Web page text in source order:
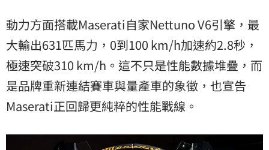
動力方面搭載Maserati自家Nettuno V6引擎，最
大輸出631匹馬力，0到100 km/h加速約2.8秒，
極速突破310 km/h。這不只是性能數據堆疊，而
是品牌重新連結賽車與量產車的象徵，也宣告
Maserati正回歸更純粹的性能戰線。